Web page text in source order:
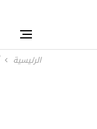
الرئيسية